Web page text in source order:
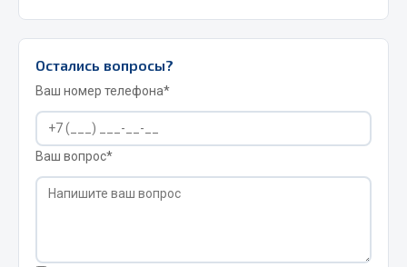
Весь раздел
Стяжки, тросы, канаты
Стропы
Остались вопросы?
Ваш номер телефона*
Ваш вопрос*